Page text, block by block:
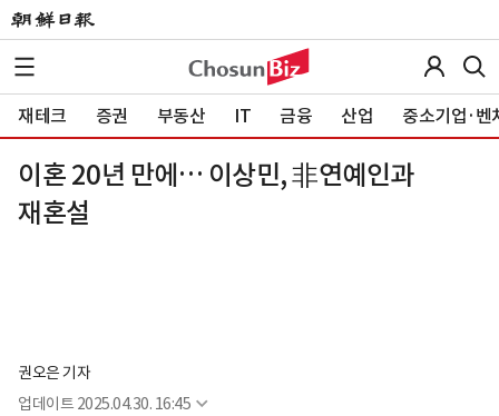
재테크 증권 부동산 IT 금융 산업 중소기업·벤
이혼 20년 만에… 이상민, 非연예인과
재혼설
권오은 기자
업데이트 2025.04.30. 16:45